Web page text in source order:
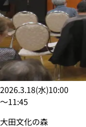
2026.3.18(水)10:00
〜11:45
大田文化の森